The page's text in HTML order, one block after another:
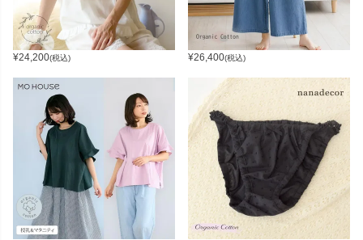
¥24,200(税込) ¥26,400(税込)